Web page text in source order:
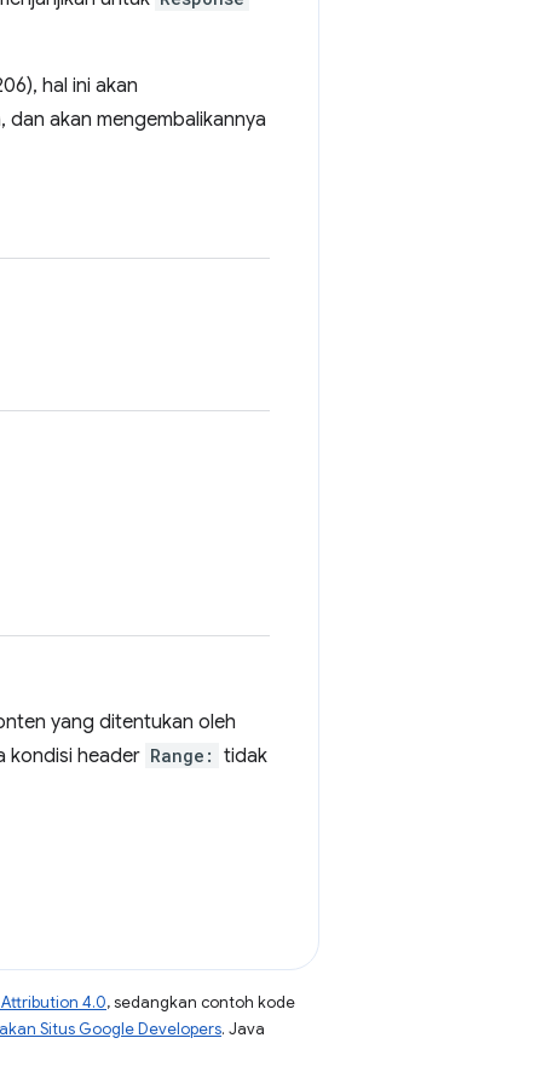
hal ini akan
dan akan mengembalikannya
yang ditentukan oleh
kondisi header Range: tidak
4.0, sedangkan contoh kode
Situs Google Developers. Java